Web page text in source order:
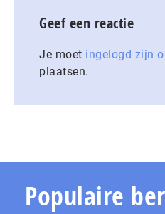
Geef een reactie
Je moet ingelogd zijn
plaatsen.
Populaire